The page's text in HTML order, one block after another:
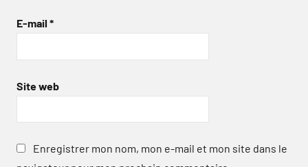
E-mail *
Site web
Enregistrer mon nom, mon e-mail et mon site dans le